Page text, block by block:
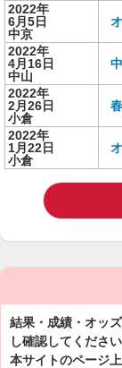
2022年
6月5日
中京
2022年
4月16日
中山
2022年
2月26日
小倉
2022年
1月22日
小倉
結果・成績・オッ
し確認してください
本サイトのページ